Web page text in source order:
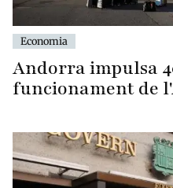
Economia
Andorra impulsa
funcionament de